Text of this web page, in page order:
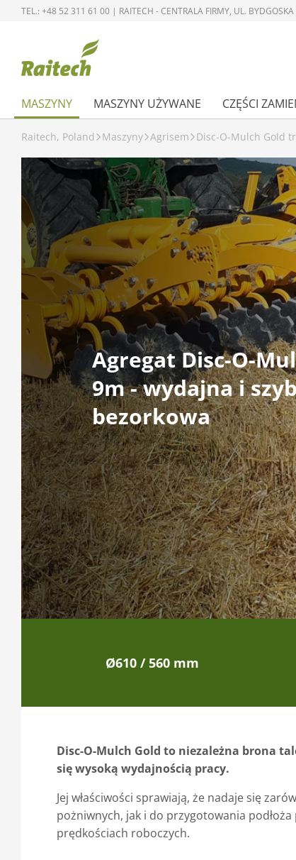
TEL.: +48 52 311 61 00 | RAITECH - CENTRALA FIRMY, UL.
MASZYNY MASZYNY UŻYWANE CZĘŚCI
Raitech, Poland Maszyny Agrisem Disc-O-Mulch Gold
Agregat Disc-O-
9m - wydajna i
bezorkowa
Ø610 / 560 mm
Disc-O-Mulch Gold to niezależna brona
się wysoką wydajnością pracy.
Jej właściwości sprawiają, że nadaje się
pożniwnych, jak i do przygotowania
prędkościach roboczych.